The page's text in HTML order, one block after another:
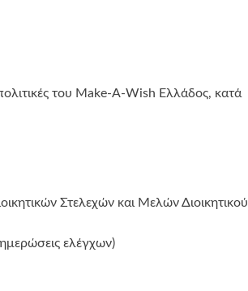
του Make-A-Wish Ελλάδος, κατά
Στελεχών και Μελών Διοικητικού
ελέγχων)